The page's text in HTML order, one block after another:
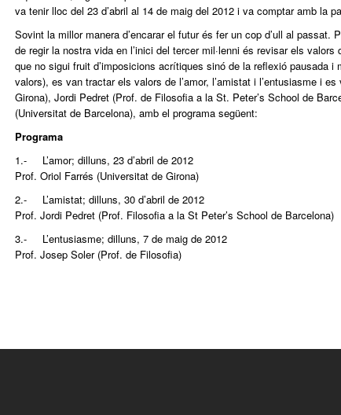
va tenir lloc del 23 d’abril al 14 de maig del 2012 i va comptar amb la
Sovint la millor manera d’encarar el futur és fer un cop d’ull al
de regir la nostra vida en l’inici del tercer mil·lenni és revisar els
que no sigui fruit d’imposicions acrítiques sinó de la reflexió pausada
valors), es van tractar els valors de l’amor, l’amistat i l’entusiasme i
Girona), Jordi Pedret (Prof. de Filosofia a la St. Peter’s School de
(Universitat de Barcelona), amb el programa següent:
Programa
1.- L’amor; dilluns, 23 d’abril de 2012
Prof. Oriol Farrés (Universitat de Girona)
2.- L’amistat; dilluns, 30 d’abril de 2012
Prof. Jordi Pedret (Prof. Filosofia a la St Peter’s School de Barcelona)
3.- L’entusiasme; dilluns, 7 de maig de 2012
Prof. Josep Soler (Prof. de Filosofia)